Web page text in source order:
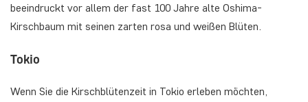
beeindruckt vor allem der fast 100 Jahre alte Oshima-
Kirschbaum mit seinen zarten rosa und weißen Blüten.
Tokio
Wenn Sie die Kirschblütenzeit in Tokio erleben möchten,